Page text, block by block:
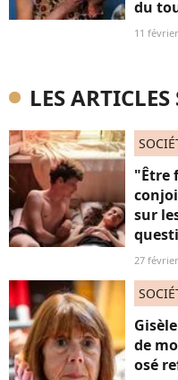
du
11
LES
"Être
sur
27
de
osé